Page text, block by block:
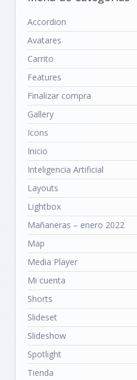
Accordion
Avatares
Carrito
Features
Finalizar compra
Gallery
Icons
Inicio
Inteligencia Artificial
Layouts
Lightbox
Mañaneras – enero 2022
Map
Media Player
Mi cuenta
Shorts
Slideset
Slideshow
Spotlight
Tienda